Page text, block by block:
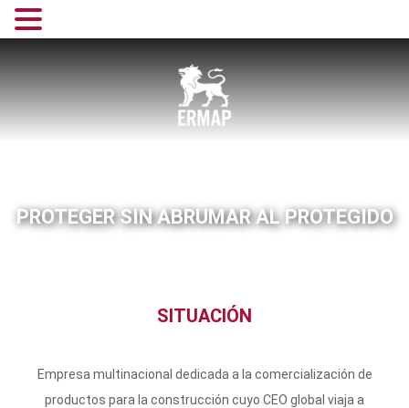
PROTEGER SIN ABRUMAR AL PROTEGIDO
SITUACIÓN
Empresa multinacional dedicada a la comercialización de
productos para la construcción cuyo CEO global viaja a